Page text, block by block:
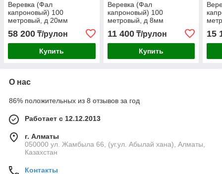
Веревка (Фал
капроновый) 100
метровый, д 20мм
58 200 ₸/рулон
Купить
Веревка (Фал
капроновый) 100
метровый, д 8мм
11 400₸/рулон
Купить
15
О нас
86% положительных из 8 отзывов за год
Работает с 12.12.2013
г. Алматы
050000 ул. Жамбыла 66, (уг.ул. Абылай хана), Алматы,
Казахстан
Контакты